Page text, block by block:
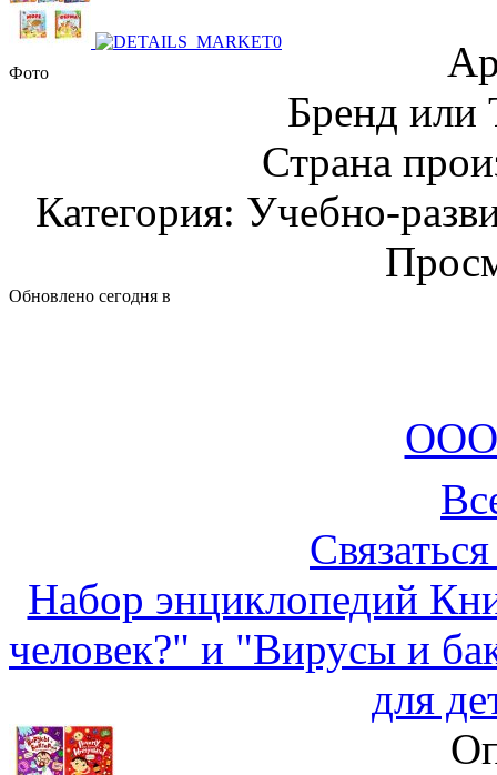
Фото
Бренд или
Страна
Категория: Учебно-
Обновлено сегодня в
ООО
Набор энциклопедий
человек?" и "Вирусы и
для